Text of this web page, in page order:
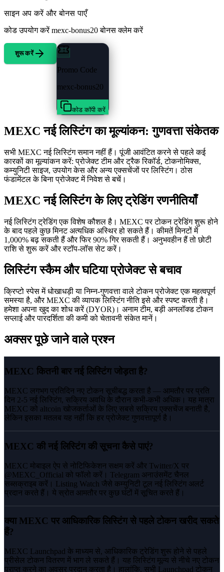
साइन अप करें और बोनस पाएँ
कोड उपयोग करें mexc-bonus20 बोनस क्लेम करें
शुरू करें
Promo Code
mexc-bonus20
कोड कॉपी करें
MEXC नई लिस्टिंग का मूल्यांकन: गुणवत्ता संकेतक
सभी MEXC नई लिस्टिंग समान नहीं हैं। पूंजी आवंटित करने से पहले कई
कारकों का मूल्यांकन करें: प्रोजेक्ट टीम और ट्रैक रिकॉर्ड, टोकनोमिक्स,
कम्युनिटी साइज, उपयोग केस और अन्य एक्सचेंजों पर लिस्टिंग। ठोस
फंडामेंटल के बिना प्रोजेक्ट में निवेश से बचें।
MEXC नई लिस्टिंग के लिए ट्रेडिंग रणनीतियाँ
नई लिस्टिंग ट्रेडिंग एक विशेष कौशल है। MEXC पर टोकन ट्रेडिंग शुरू होने
के बाद पहले कुछ मिनट अत्यधिक अस्थिर हो सकते हैं। कीमतें मिनटों में
1,000% बढ़ सकती हैं और फिर 90% गिर सकती हैं। अनुभवहीन हैं तो छोटी
राशि से शुरू करें और स्टॉप-लॉस सेट करें।
लिस्टिंग स्कैम और घटिया प्रोजेक्ट से बचाव
क्रिप्टो स्पेस में धोखाधड़ी या निम्न-गुणवत्ता वाले टोकन प्रोजेक्ट एक महत्वपूर्ण
समस्या है, और MEXC की व्यापक लिस्टिंग नीति इसे और स्पष्ट करती है।
हमेशा अपना खुद का शोध करें (DYOR)। अनाम टीम, बड़ी अनलॉक्ड टोकन
सप्लाई और पारदर्शिता की कमी को चेतावनी संकेत मानें।
अक्सर पूछे जाने वाले प्रश्न
MEXC कितनी बार नई लिस्टिंग जोड़ता है?
MEXC लगभग प्रतिदिन नए टोकन सूचीबद्ध करता है — आमतौर पर प्रति
दिन 2-5 नई लिस्टिंग, सक्रिय अवधि के दौरान कभी-कभी अधिक। यह मात्रा
MEXC को altcoin खोजकर्ताओं के लिए सबसे सक्रिय एक्सचेंज बनाती है,
लेकिन इसका मतलब यह नहीं कि हर प्रोजेक्ट गुणवत्तापूर्ण है।
MEXC की नई लिस्टिंग की सूचना कैसे पाएं?
MEXC मोबाइल ऐप से नोटिफिकेशन सक्षम करें और Twitter/X पर
@MEXC_Official को फॉलो करें। Telegram अनाउंसमेंट चैनल
सब्सक्राइब करें। Listing Watch जैसे कम्युनिटी टूल नई लिस्टिंग अलर्ट
प्रदान करते हैं। ये स्रोत आमतौर पर कुछ घंटों में सूचित करते हैं।
क्या MEXC पर आधिकारिक लिस्टिंग से पहले टोकन खरीद सकते
हैं?
MEXC Launchpad के माध्यम से, आधिकारिक ट्रेडिंग शुरू होने से पहले
प्रीसेल टोकन वितरण में भाग ले सकते हैं। यह लिस्टिंग मूल्य से नीचे नए टोकन
प्राप्त करने का अवसर प्रदान करता है। हालांकि, सभी Launchpad टोकन